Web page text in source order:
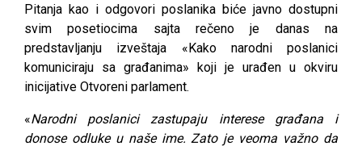
Pitanja kao i odgovori poslanika biće javno dostupni
svim posetiocima sajta rečeno je danas na
predstavljanju izveštaja «Kako narodni poslanici
komuniciraju sa građanima» koji je urađen u okviru
inicijative Otvoreni parlament.
«Narodni poslanici zastupaju interese građana i
donose odluke u naše ime. Zato je veoma važno da